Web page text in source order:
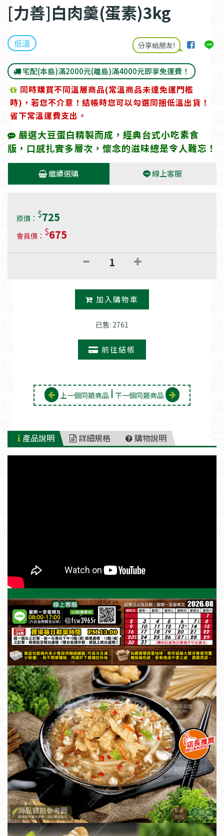
[力善]白肉羹(蛋素)3kg
低溫 分享給朋友!
宅配(本島)滿2000元(離島)滿4000元即享免運費！
同時購買不同溫層商品(常溫商品未達免運門檻
時)，若您不介意！結帳時您可以勾選同捆低溫出貨！
省下常溫運費支出。
嚴選大豆蛋白精製而成，經典台式小吃素食
版，口感扎實多層次，懷念的滋味總是令人難忘！
繼續選購 線上客服
原價： $725
會員價： $675
加入購物車
已售: 2761
前往結帳
上一個同類商品 下一個同類商品
產品說明 詳細規格 購物說明